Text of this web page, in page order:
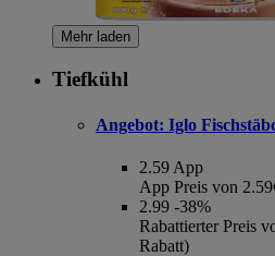
Mehr laden
Tiefkühl
Angebot: Iglo
2.59 App
App Preis von
2.99 -38%
Rabattierter Preis
Rabatt)